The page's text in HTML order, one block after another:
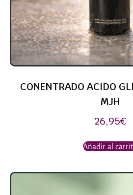
CONENTRADO ACIDO
MJH
26,95€
Añadir al